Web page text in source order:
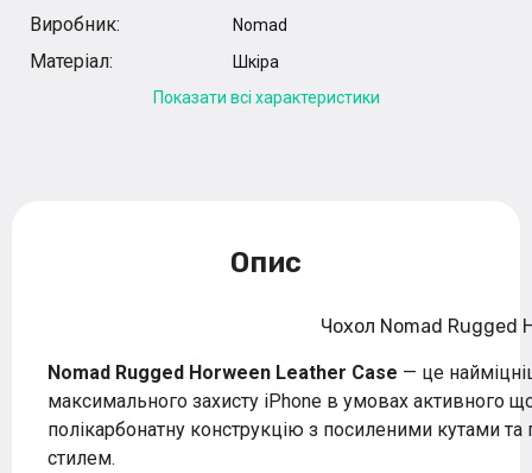
Виробник:
Nomad
Матеріал:
Шкіра
Показати всі характеристики
Опис
Чохол Nomad Rugged
Nomad Rugged Horween Leather Case — це
максимального захисту iPhone в умовах активного
полікарбонатну конструкцію з посиленими кутами
стилем.